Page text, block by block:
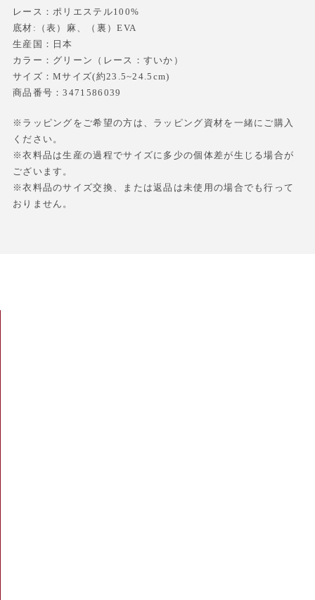
レース：ポリエステル100%
底材:（表）麻、（裏）EVA
生産国：日本
カラー：グリーン（レース：すいか）
サイズ：Mサイズ(約23.5~24.5cm)
商品番号：3471586039
※ラッピングをご希望の方は、ラッピング資材を一緒にご購入
ください。
※衣料品は生産の過程でサイズに多少の個体差が生じる場合が
ございます。
※衣料品のサイズ交換、または返品は未使用の場合でも行って
おりません。